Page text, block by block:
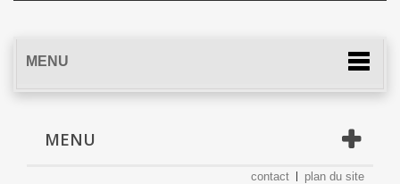
MENU
MENU
contact plan du site